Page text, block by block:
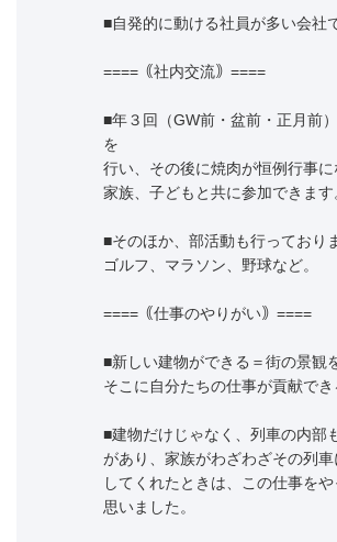
■自発的に動ける社員が多い会社
====｟社内交流｠====
■年３回（GW前・盆前・正月前
を
行い、その後に焼肉が恒例行事に
家族、子どもと共に参加できます
■そのほか、部活動も行っており
ゴルフ、マラソン、野球など。
====｟仕事のやりがい｠====
■新しい建物ができる＝街の景観
そこに自分たちの仕事が貢献でき
■建物だけじゃなく、列車の内部
があり、家族がわざわざその列
してくれたときは、この仕事を
思いました。